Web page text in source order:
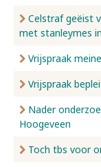
Celstraf geëist
met stanleymes
Vrijspraak
Vrijspraak
Nader
Hoogeveen
Toch tbs voor